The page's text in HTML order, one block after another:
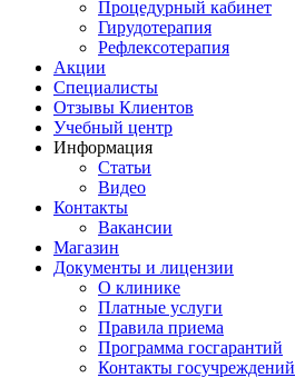
Процедурный кабинет
Гирудотерапия
Рефлексотерапия
Акции
Специалисты
Отзывы Клиентов
Учебный центр
Информация
Статьи
Видео
Контакты
Вакансии
Магазин
Документы и лицензии
О клинике
Платные услуги
Правила приема
Программа госгарантий
Контакты госучреждений